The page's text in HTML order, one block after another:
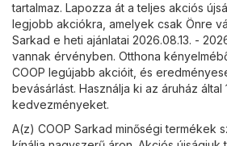
tartalmaz. Lapozza át a teljes akciós
legjobb akciókra, amelyek csak Önre
Sarkad e heti ajánlatai 2026.08.13. -
vannak érvényben. Otthona
COOP legújabb akcióit, és
bevásárlást. Használja ki az áruház által
kedvezményeket.
A(z) COOP Sarkad minőségi termékek